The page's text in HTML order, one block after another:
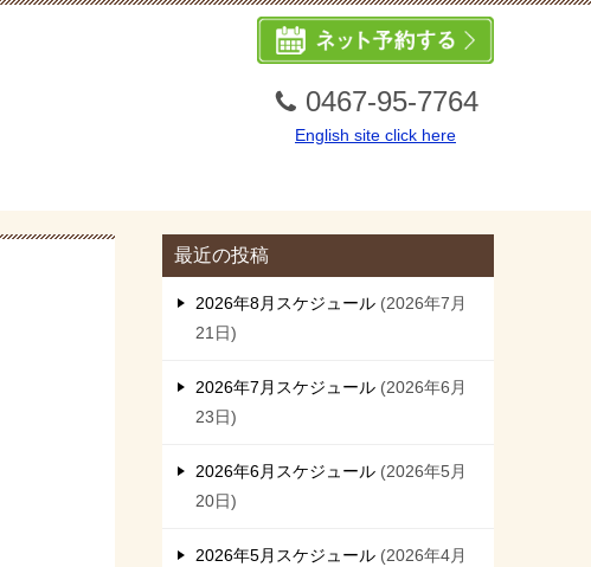
0467-95-7764
English site click here
最近の投稿
2026年8月スケジュール
2026年7月
21日
2026年7月スケジュール
2026年6月
23日
2026年6月スケジュール
2026年5月
20日
2026年5月スケジュール
2026年4月